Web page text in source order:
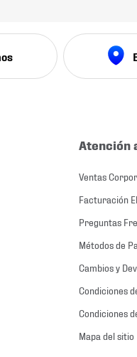
Atención
Ventas
Facturación
Preguntas
Métodos de
Cambios y
Condiciones
Condiciones
Mapa del sitio